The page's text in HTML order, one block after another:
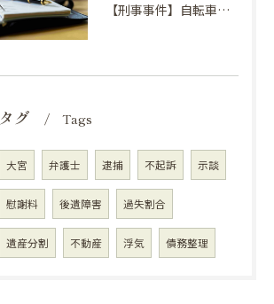
【刑事事件】自転車窃盗で弁護士に依頼するべき場合の理由③
タグ Tags
大宮 弁護士 逮捕 不起訴 示談
慰謝料 後遺障害 過失割合
遺産分割 不動産 浮気 債務整理